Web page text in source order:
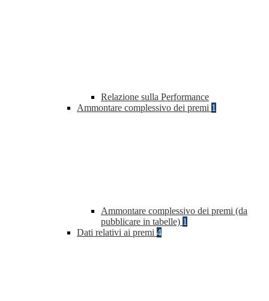
Relazione sulla Performance
Ammontare complessivo dei premi 1
Ammontare complessivo dei premi (da
pubblicare in tabelle) 1
Dati relativi ai premi 4